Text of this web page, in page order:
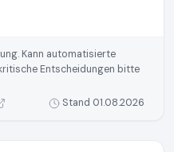
Kann automatisierte
Entscheidungen bitte
Stand 01.08.2026